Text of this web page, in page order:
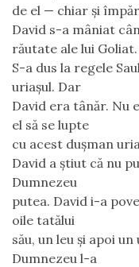
de el — chiar şi
David s-a mâniat
răutate ale lui Goliat.
S-a dus la regele
uriaşul. Dar
David era tânăr. Nu
el să se lupte
cu acest duşman
David a ştiut că nu
Dumnezeu
putea. David i-a
oile tatălui
său, un leu şi apoi
Dumnezeu l-a